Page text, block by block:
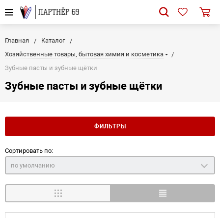
Главная
Каталог
Хозяйственные товары, бытовая химия и косметика
Зубные пасты и зубные щётки
Зубные пасты и зубные щётки
ФИЛЬТРЫ
Сортировать по:
по умолчанию